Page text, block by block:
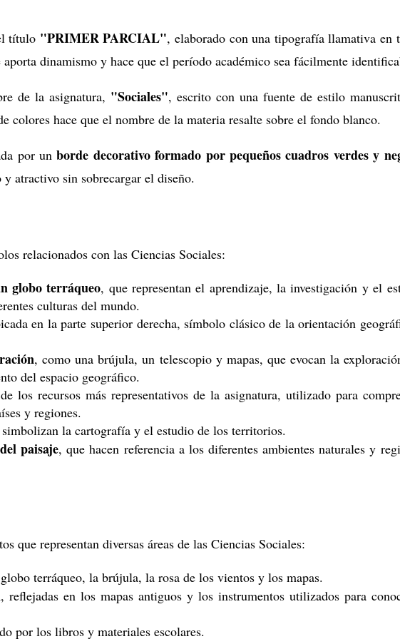
título "PRIMER PARCIAL", elaborado con una tipografía llamativa en
aporta dinamismo y hace que el período académico sea fácilmente
de la asignatura, "Sociales", escrito con una fuente de estilo
colores hace que el nombre de la materia resalte sobre el fondo blanco.
por unborde decorativo formado por pequeños cuadros verdes y
atractivo sin sobrecargar el diseño.
relacionados con las Ciencias Sociales:
globo terráqueo, que representan el aprendizaje, la investigación y el
culturas del mundo.
en la parte superior derecha, símbolo clásico de la orientación
, como una brújula, un telescopio y mapas, que evocan la
del espacio geográfico.
los recursos más representativos de la asignatura, utilizado para
y regiones.
la cartografía y el estudio de los territorios.
paisaje, que hacen referencia a los diferentes ambientes naturales y
que representan diversas áreas de las Ciencias Sociales:
terráqueo, la brújula, la rosa de los vientos y los mapas.
, reflejadas en los mapas antiguos y los instrumentos utilizados para
por los libros y materiales escolares.